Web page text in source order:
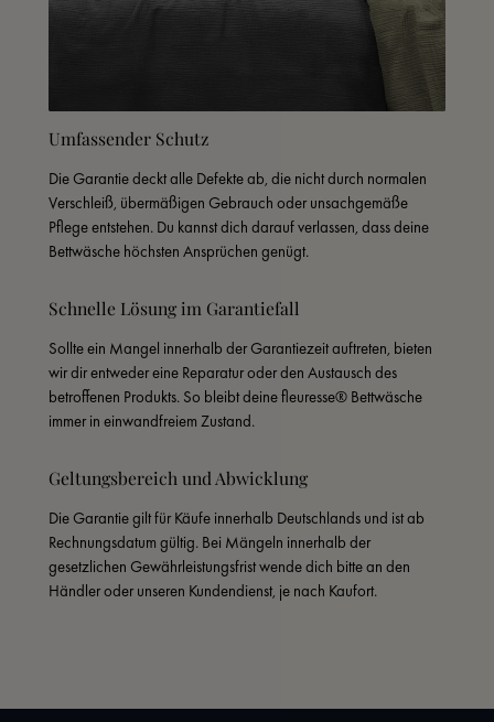
Umfassender Schutz
Die Garantie deckt alle Defekte ab, die nicht durch normalen
Verschleiß, übermäßigen Gebrauch oder unsachgemäße
Pflege entstehen. Du kannst dich darauf verlassen, dass deine
Bettwäsche höchsten Ansprüchen genügt.
Schnelle Lösung im Garantiefall
Sollte ein Mangel innerhalb der Garantiezeit auftreten, bieten
wir dir entweder eine Reparatur oder den Austausch des
betroffenen Produkts. So bleibt deine fleuresse® Bettwäsche
immer in einwandfreiem Zustand.
Geltungsbereich und Abwicklung
Die Garantie gilt für Käufe innerhalb Deutschlands und ist ab
Rechnungsdatum gültig. Bei Mängeln innerhalb der
gesetzlichen Gewährleistungsfrist wende dich bitte an den
Händler oder unseren Kundendienst, je nach Kaufort.